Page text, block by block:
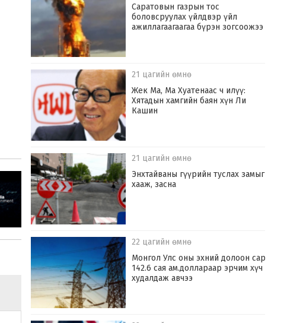
Саратовын газрын тос
боловсруулах үйлдвэр үйл
ажиллагаагаагаа бүрэн зогсоожээ
21 цагийн өмнө
Жек Ма, Ма Хуатенаас ч илүү:
Хятадын хамгийн баян хүн Ли
Кашин
21 цагийн өмнө
Энхтайваны гүүрийн туслах замыг
хааж, засна
22 цагийн өмнө
Монгол Улс оны эхний долоон сард
142.6 сая ам.доллараар эрчим хүч
худалдаж авчээ